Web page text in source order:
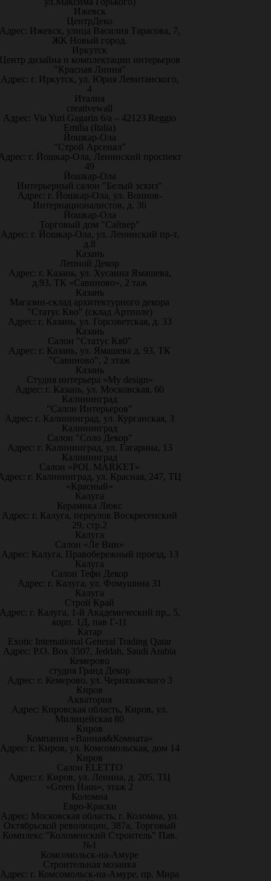
Ижевск
ЦентрДеко
Ижевск, улица Василия Тарасова, 7,
ЖК Новый город.
Иркутск
дизайна и комплектации интерьеров
"Красная Линия"
Адрес: г. Иркутск, ул. Юрия Левитанского,
4
Италия
creativewall
Адрес: Via Yuri Gagarin 6/a – 42123 Reggio
Emilia (Italia)
Йошкар-Ола
"Строй Арсенал"
г. Йошкар-Ола, Ленинский проспект
49
Йошкар-Ола
Интерьерный салон "Белый эскиз"
Адрес: г. Йошкар-Ола, ул. Воинов-
Интернационалистов, д. 36
Йошкар-Ола
Торговый дом "Сайвер"
Адрес: г. Йошкар-Ола, ул. Ленинский пр-т,
д.8
Казань
Лепной Декор
Адрес: г. Казань, ул. Хусаина Ямашева,
д.93, ТК «Савиново», 2 таж
Казань
Магазин-склад архитектурного декора
"Статус Кво" (склад Артполе)
Адрес: г. Казань, ул. Горсоветская, д. 33
Казань
Салон "Статус Кв0"
Адрес: г. Казань, ул. Ямашева д. 93, ТК
"Савиново", 2 этаж
Казань
Студия интерьера «My design»
Адрес: г. Казань, ул. Московская, 60
Калининград
"Салон Интерьеров"
Адрес: г. Калининград, ул. Курганская, 3
Калининград
Салон "Соло Декор"
Адрес: г. Калининград, ул. Гагарина, 13
Калининград
Салон «POL MARKET»
г. Калининград, ул. Красная, 247, ТЦ
«Красный»
Калуга
Керамика Люкс
Адрес: г. Калуга, переулок Воскресенский
29, стр.2
Калуга
Салон «Ле Вин»
Адрес: Калуга, Правобережный проезд, 13
Калуга
Салон Тефи Декор
Адрес: г. Калуга, ул. Фомушина 31
Калуга
Строй Край
г. Калуга, 1-й Академический пр., 5,
корп. 1Д, пав Г-11
Катар
Exotic International General Trading Qatar
Адрес: P.O. Box 3507, Jeddah, Saudi Arabia
Кемерово
студия Гранд Декор
Адрес: г. Кемерово, ул. Черняховского 3
Киров
Акватория
Адрес: Кировская область, Киров, ул.
Милицейская 80
Киров
Компания «Ванная&Комната»
Адрес: г. Киров, ул. Комсомольская, дом 14
Киров
Салон ELETTO
Адрес: г. Киров, ул. Ленина, д. 205, ТЦ
«Green Haus», этаж 2
Коломна
Евро-Краски
Адрес: Московская область, г. Коломна, ул.
Октябрьской революции, 387а, Торговый
Комплекс "Коломенский Строитель" Пав.
№1
Комсомольск-на-Амуре
Строительная мозаика
Адрес: г. Комсомольск-на-Амуре, пр. Мира